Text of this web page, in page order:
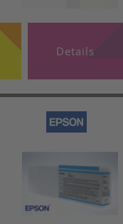
Details